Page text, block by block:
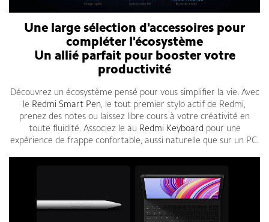
Une large sélection d'accessoires pour
compléter l'écosystème
Un allié parfait pour booster votre
productivité
Découvrez un écosystème pensé pour vous simplifier la vie. Avec
le Redmi Smart Pen, le tout premier stylo actif de Redmi,
prenez des notes ou laissez libre cours à votre créativité en
toute fluidité. Associez le au Redmi Keyboard pour une
expérience de frappe confortable, aussi naturelle que sur un PC.